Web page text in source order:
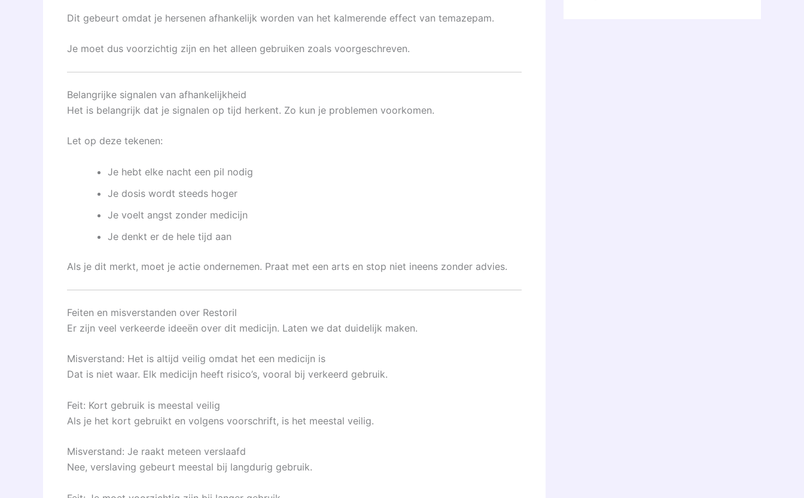
Dit gebeurt omdat je hersenen afhankelijk worden van het kalmerende effect van temazepam.
Je moet dus voorzichtig zijn en het alleen gebruiken zoals voorgeschreven.
Belangrijke signalen van afhankelijkheid
Het is belangrijk dat je signalen op tijd herkent. Zo kun je problemen voorkomen.
Let op deze tekenen:
Je hebt elke nacht een pil nodig
Je dosis wordt steeds hoger
Je voelt angst zonder medicijn
Je denkt er de hele tijd aan
Als je dit merkt, moet je actie ondernemen. Praat met een arts en stop niet ineens zonder advies.
Feiten en misverstanden over Restoril
Er zijn veel verkeerde ideeën over dit medicijn. Laten we dat duidelijk maken.
Misverstand: Het is altijd veilig omdat het een medicijn is
Dat is niet waar. Elk medicijn heeft risico’s, vooral bij verkeerd gebruik.
Feit: Kort gebruik is meestal veilig
Als je het kort gebruikt en volgens voorschrift, is het meestal veilig.
Misverstand: Je raakt meteen verslaafd
Nee, verslaving gebeurt meestal bij langdurig gebruik.